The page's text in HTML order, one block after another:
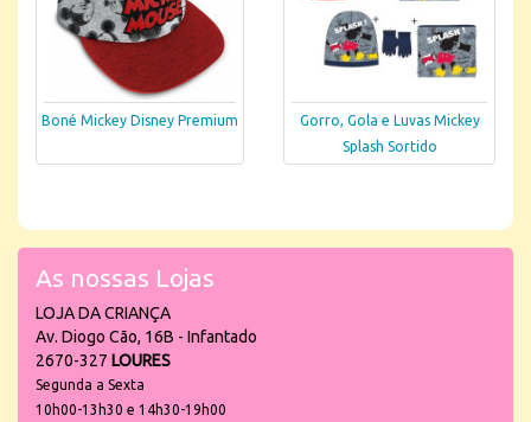
Boné Mickey Disney Premium
Gorro, Gola e Luvas Mickey
Splash Sortido
As nossas Lojas
LOJA DA CRIANÇA
Av. Diogo Cão, 16B - Infantado
2670-327 LOURES
Segunda a Sexta
10h00-13h30 e 14h30-19h00